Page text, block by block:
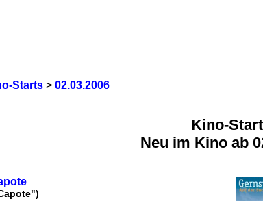
Starts> 02.03.2006
Kino-
Neu im Kino ab